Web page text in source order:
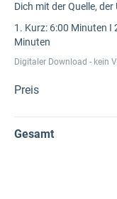
Dich mit der Quelle,
1. Kurz: 6:00 Minuten I
Minuten
Digitaler Download - kein
Preis
Gesamt